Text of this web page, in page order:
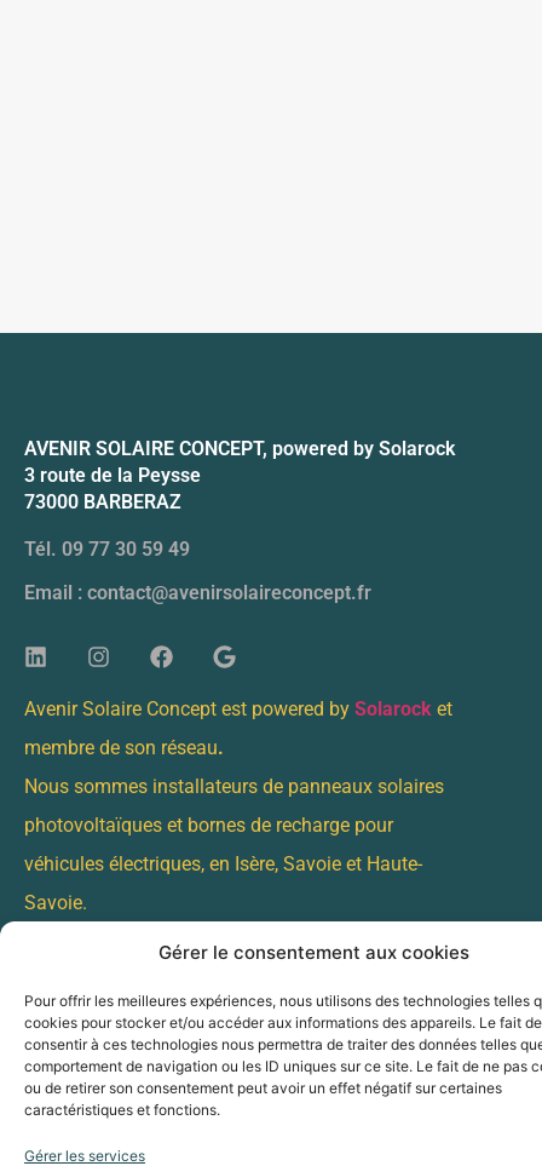
Gérer le consentement aux cookies
Pour offrir les meilleures expériences, nous utilisons des technologies telles
cookies pour stocker et/ou accéder aux informations des appareils. Le fait de
consentir à ces technologies nous permettra de traiter des données telles
comportement de navigation ou les ID uniques sur ce site. Le fait de ne pas
ou de retirer son consentement peut avoir un effet négatif sur certaines
caractéristiques et fonctions.
Gérer les services
AVENIR SOLAIRE CONCEPT, powered by Solarock
3 route de la Peysse
73000 BARBERAZ
Tél. 09 77 30 59 49
Email : contact@avenirsolaireconcept.fr
Avenir Solaire Concept est powered by Solarock et
membre de son réseau.
Nous sommes installateurs de panneaux solaires
photovoltaïques et bornes de recharge pour
véhicules électriques, en Isère, Savoie et Haute-
Savoie.
Installateur de panneaux photovoltaïques sur
Annecy
Installateur de borne de recharge électrique sur
Annecy